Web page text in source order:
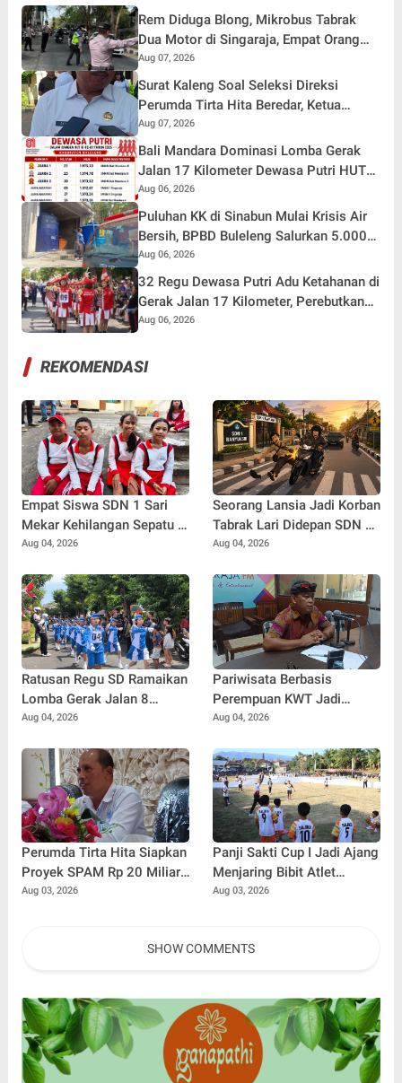
Rem Diduga Blong, Mikrobus Tabrak
Dua Motor di Singaraja, Empat Orang
Terluka
Aug 07, 2026
Surat Kaleng Soal Seleksi Direksi
Perumda Tirta Hita Beredar, Ketua
Pansel: Kenapa Tidak Gunakan Masa
Sanggah?
Aug 07, 2026
Bali Mandara Dominasi Lomba Gerak
Jalan 17 Kilometer Dewasa Putri HUT
RI ke-81 di Buleleng
Aug 06, 2026
Puluhan KK di Sinabun Mulai Krisis Air
Bersih, BPBD Buleleng Salurkan 5.000
Liter Air dan Siaga Hadapi Dampak
Kemarau
Aug 06, 2026
32 Regu Dewasa Putri Adu Ketahanan di
Gerak Jalan 17 Kilometer, Perebutkan
Hadiah Rp82,5 Juta pada HUT RI ke-81
Aug 06, 2026
REKOMENDASI
Empat Siswa SDN 1 Sari
Mekar Kehilangan Sepatu di
Tengah Lomba, Tetap
Merah Putih
Aug 04, 2026
Seorang Lansia Jadi Korban
Tabrak Lari Didepan SDN 1
Banyuasri, Polisi Buru
Aug 04, 2026
Ratusan Regu SD Ramaikan
Lomba Gerak Jalan 8
Kilometer di Buleleng
Aug 04, 2026
Pariwisata Berbasis
Perempuan KWT Jadi
Motor Penggerak Ekonomi
Aug 04, 2026
Perumda Tirta Hita Siapkan
Proyek SPAM Rp 20 Miliar,
Pasokan Air Banyuning dan
Aug 03, 2026
Panji Sakti Cup I Jadi Ajang
Menjaring Bibit Atlet
Baseball Muda Buleleng
Aug 03, 2026
SHOW COMMENTS